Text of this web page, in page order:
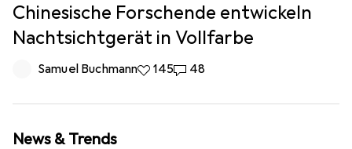
Chinesische Forschende entwickeln
Nachtsichtgerät in Vollfarbe
Samuel Buchmann145 Likes
14548 Kommentare
48
News & Trends